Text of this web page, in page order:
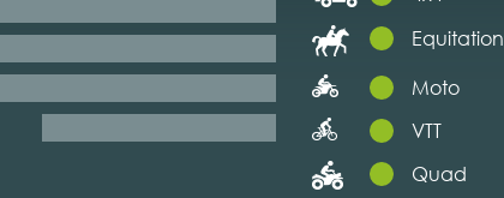
Equitation
Moto
VTT
Quad